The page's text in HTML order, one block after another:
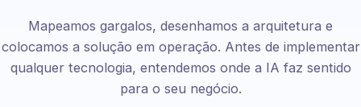
Mapeamos gargalos, desenhamos a arquitetura e
colocamos a solução em operação. Antes de implementar
qualquer tecnologia, entendemos onde a IA faz sentido
para o seu negócio.